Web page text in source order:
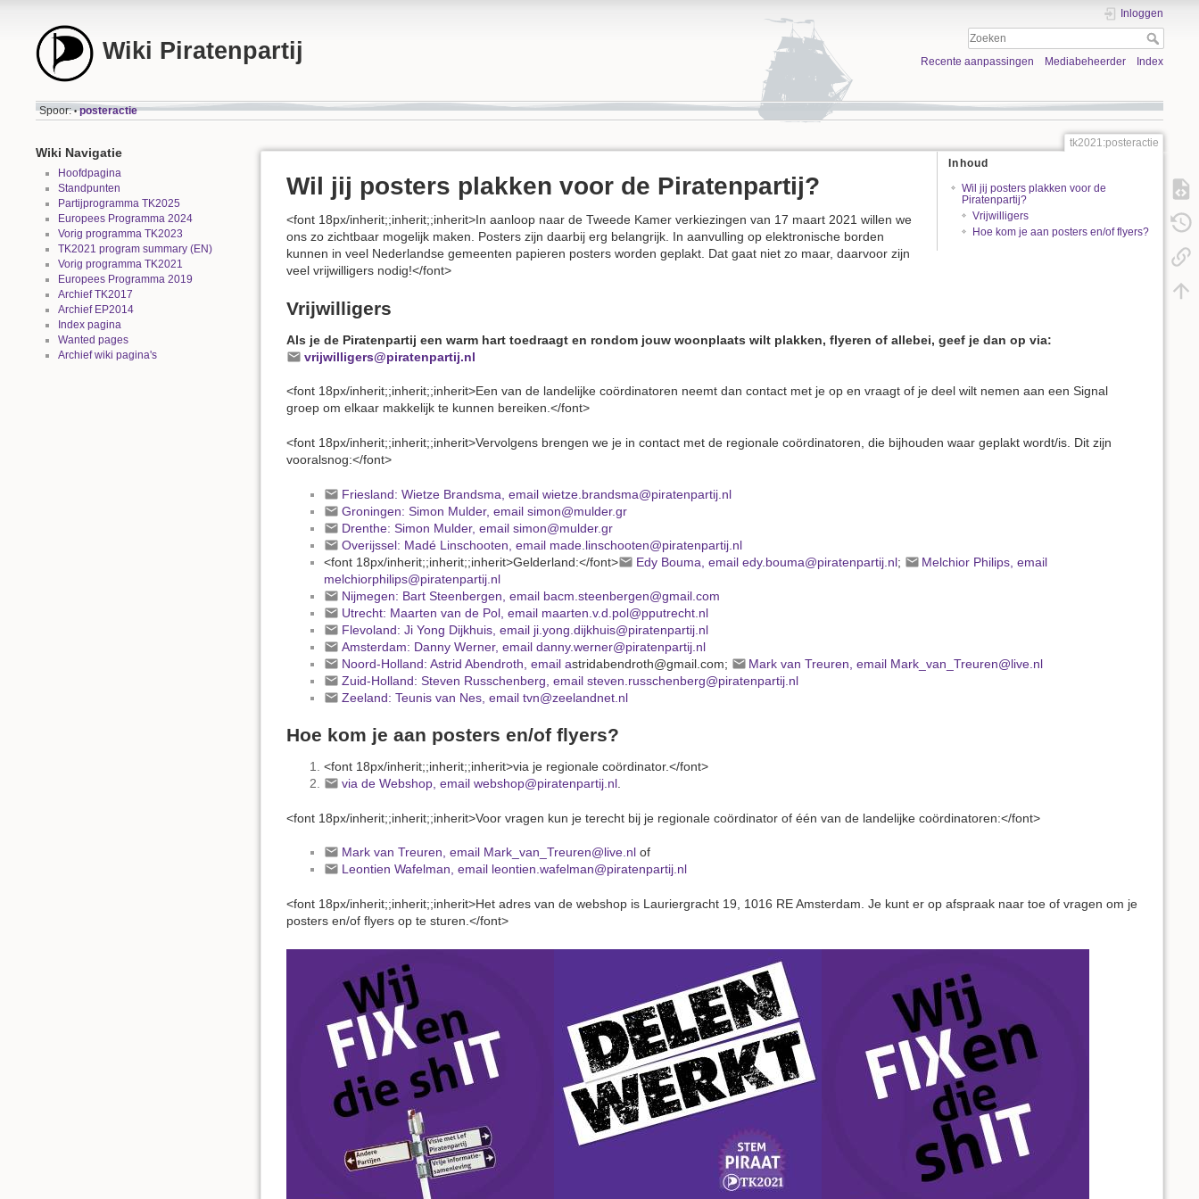
Wiki Piratenpartij
Inloggen
Recente aanpassingen Mediabeheerder Index
Spoor: • posteractie
Wiki Navigatie
Hoofdpagina
Standpunten
Partijprogramma TK2025
Europees Programma 2024
Vorig programma TK2023
TK2021 program summary (EN)
Vorig programma TK2021
Europees Programma 2019
Archief TK2017
Archief EP2014
Index pagina
Wanted pages
Archief wiki pagina's
tk2021:posteractie
Inhoud
Wil jij posters plakken voor de
Piratenpartij?
Vrijwilligers
Hoe kom je aan posters en/of flyers?
Wil jij posters plakken voor de Piratenpartij?
<font 18px/inherit;;inherit;;inherit>In aanloop naar de Tweede Kamer verkiezingen van 17 maart 2021 willen we
ons zo zichtbaar mogelijk maken. Posters zijn daarbij erg belangrijk. In aanvulling op elektronische borden
kunnen in veel Nederlandse gemeenten papieren posters worden geplakt. Dat gaat niet zo maar, daarvoor zijn
veel vrijwilligers nodig!</font>
Vrijwilligers
Als je de Piratenpartij een warm hart toedraagt en rondom jouw woonplaats wilt plakken, flyeren of allebei, geef je dan op via:
vrijwilligers@piratenpartij.nl
<font 18px/inherit;;inherit;;inherit>Een van de landelijke coördinatoren neemt dan contact met je op en vraagt of je deel wilt nemen aan een Signal
groep om elkaar makkelijk te kunnen bereiken.</font>
<font 18px/inherit;;inherit;;inherit>Vervolgens brengen we je in contact met de regionale coördinatoren, die bijhouden waar geplakt wordt/is. Dit zijn
vooralsnog:</font>
Friesland: Wietze Brandsma, email wietze.brandsma@piratenpartij.nl
Groningen: Simon Mulder, email simon@mulder.gr
Drenthe: Simon Mulder, email simon@mulder.gr
Overijssel: Madé Linschooten, email made.linschooten@piratenpartij.nl
<font 18px/inherit;;inherit;;inherit>Gelderland:</font>
Edy Bouma, email edy.bouma@piratenpartij.nl;
Melchior Philips, email
melchiorphilips@piratenpartij.nl
Nijmegen: Bart Steenbergen, email bacm.steenbergen@gmail.com
Utrecht: Maarten van de Pol, email maarten.v.d.pol@pputrecht.nl
Flevoland: Ji Yong Dijkhuis, email ji.yong.dijkhuis@piratenpartij.nl
Amsterdam: Danny Werner, email danny.werner@piratenpartij.nl
Noord-Holland: Astrid Abendroth, email astridabendroth@gmail.com;
Mark van Treuren, email Mark_van_Treuren@live.nl
Zuid-Holland: Steven Russchenberg, email steven.russchenberg@piratenpartij.nl
Zeeland: Teunis van Nes, email tvn@zeelandnet.nl
Hoe kom je aan posters en/of flyers?
<font 18px/inherit;;inherit;;inherit>via je regionale coördinator.</font>
via de Webshop, email webshop@piratenpartij.nl.
<font 18px/inherit;;inherit;;inherit>Voor vragen kun je terecht bij je regionale coördinator of één van de landelijke coördinatoren:</font>
Mark van Treuren, email Mark_van_Treuren@live.nlof
Leontien Wafelman, email leontien.wafelman@piratenpartij.nl
<font 18px/inherit;;inherit;;inherit>Het adres van de webshop is Lauriergracht 19, 1016 RE Amsterdam. Je kunt er op afspraak naar toe of vragen om je
posters en/of flyers op te sturen.</font>